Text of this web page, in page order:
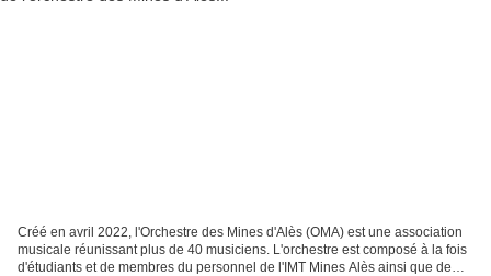
Créé en avril 2022, l'Orchestre des Mines d'Alès (OMA) est une association
musicale réunissant plus de 40 musiciens. L'orchestre est composé à la fois
d'étudiants et de membres du personnel de l'IMT Mines Alès ainsi que de